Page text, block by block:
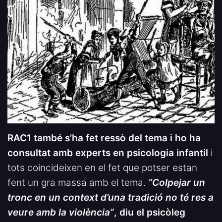
RAC1 també s’ha fet ressò del tema i ho ha
consultat amb experts en psicologia infantil i
tots coincideixen en el fet que potser estan
fent un gra massa amb el tema. “Colpejar un
tronc en un context d’una tradició no té res a
veure amb la violència”, diu el psicòleg